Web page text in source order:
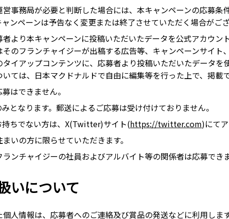
営事務局が必要と判断した場合には、本キャンペーンの応募
ンペーンは予告なく変更または終了させていただく場合がござ
者より本キャンペーンに投稿いただいたデータを公式アカウ
のフランチャイジーが出稿する広告等、キャンペーンサイト
イアップコンテンツに、応募者より投稿いただいたデータを
ては、日本マクドナルドで自由に編集等を行った上で、掲載
はできません。
となります。郵送によるご応募は受け付けておりません。
ちでない方は、X(Twitter)サイト(https://twitter.com)にて
いの方に限らせていただきます。
ンチャイジーの社員およびアルバイト等の関係者は応募でき
いについて
人情報は、応募者へのご連絡及び賞品の発送などに利用します